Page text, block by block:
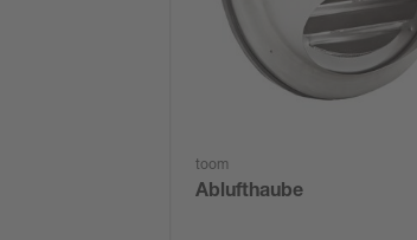
toom
Ablufthaube